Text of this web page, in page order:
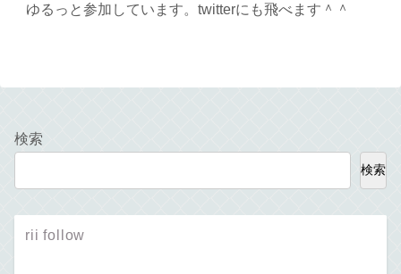
ゆるっと参加しています。twitterにも飛べます＾＾
検索
検索
rii follow